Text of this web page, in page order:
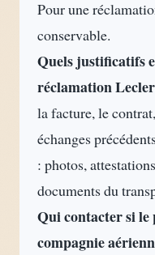
Pour une
conservable.
Quels justificatifs
réclamation
la facture, le
échanges
: photos,
documents du
Qui contacter si le
compagnie